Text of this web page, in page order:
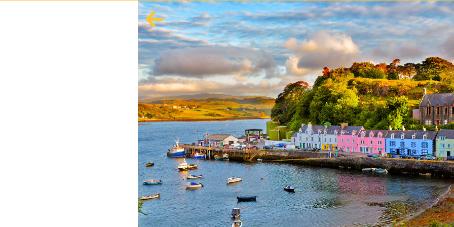
English Español
Europa
Albania
Andorra
Austria
Azerbaiyán
Azores
Bielorrusia
Bélgica
Bosnia y Herzegovina
Bulgaria
Córcega
Creta